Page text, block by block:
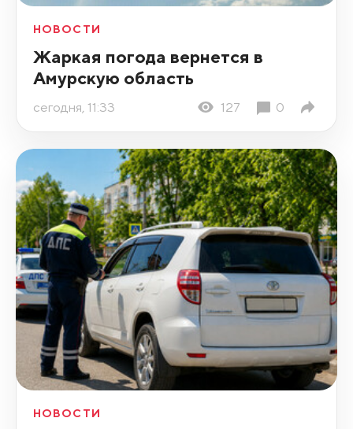
НОВОСТИ
Жаркая погода вернется в
Амурскую область
сегодня, 11:33 127 0
НОВОСТИ